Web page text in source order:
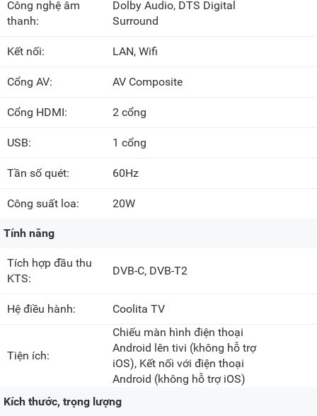
Công nghệ âm
thanh:
Dolby Audio, DTS Digital
Surround
Kết nối: LAN, Wifi
Cổng AV: AV Composite
Cổng HDMI: 2 cổng
USB: 1 cổng
Tần số quét: 60Hz
Công suất loa: 20W
Tính năng
Tích hợp đầu thu
KTS:
DVB-C, DVB-T2
Hệ điều hành: Coolita TV
Tiện ích:
Chiếu màn hình điện thoại
Android lên tivi (không hỗ trợ
iOS), Kết nối với điện thoại
Android (không hỗ trợ iOS)
Kích thước, trọng lượng